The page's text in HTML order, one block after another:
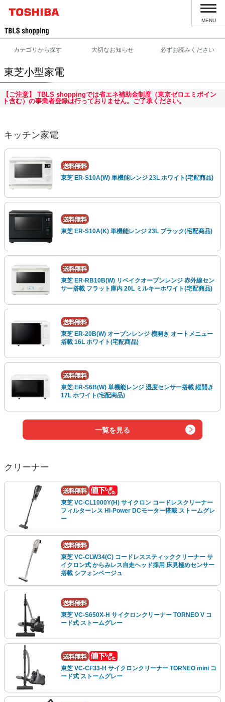
MENU
カテゴリから探す 大切なお知らせ 必ずお読みください
東芝小型家電
【ご注意】 TBLS shoppingでは省エネ補助金制度（東京ゼロエミポイン
ト含む）の事業者登録は行っておりません。ご了承ください。
キッチン家電
東芝 ER-S10A(W) 単機能レンジ 23L ホワイト(宅配商品)
東芝 ER-S10A(K) 単機能レンジ 23L ブラック(宅配商品)
東芝 ER-RB10B(W) リベイクオーブンレンジ 赤外線セン
サー搭載 フラット庫内 20L ミルキーホワイト(宅配商品)
東芝 ER-20B(W) オーブンレンジ 横開き オートメニュー
搭載 16L ホワイト(宅配商品)
東芝 ER-S6B(W) 単機能レンジ 湿度センサー搭載 縦開き
17L ホワイト(宅配商品)
一覧を見る
クリーナー
東芝 VC-CL1000Y(H) サイクロン コードレスクリーナー
フィルターレス Hi-Power DCモーター搭載 ストームグレ
ー
東芝 VC-CLW34(C) コードレススティッククリーナー サ
イクロン式 からみレス自走ヘッド採用 床見極めセンサー
搭載 シフォンベージュ
東芝 VC-S650X-H サイクロンクリーナー TORNEO V コ
ード式 ストームグレー
東芝 VC-CF33-H サイクロンクリーナー TORNEO mini コ
ード式 ストームグレー